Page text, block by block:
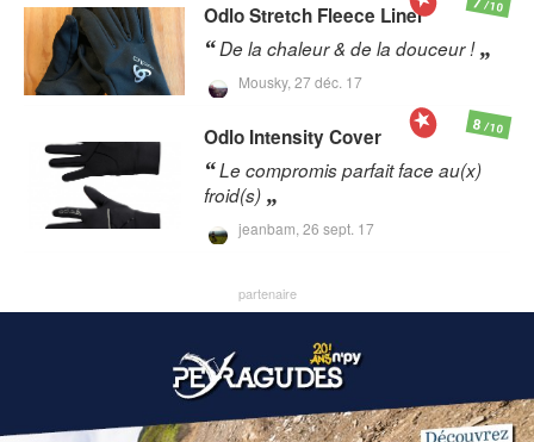
OdloStretch Fleece Liner
De la chaleur & de la douceur !
Mousky, 27 déc. 17
/10
Odlo Intensity Cover
Le compromis parfait face au(x)
froid(s)
jeanbam, 26 sept. 17
8/10